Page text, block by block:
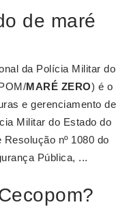
de maré
da Polícia Militar do
MARÉ ZERO) é o
e gerenciamento de
Militar do Estado do
nº 1080 do
Pública, ...